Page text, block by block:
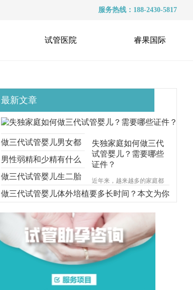
服务热线：188-2430-5817
试管医院 睿果国际
最新文章
失独家庭如何做三代
试管婴儿？需要哪些
证件？
近年来，越来越多的家庭都
遭受着失去孩子的痛苦，对
于失独家庭的来说，再生育
安慰方式。那么，失独家庭
想做三代试管可行吗？需要
哪些手续？（如果还想了解
更多的试管婴儿流程、费
用、成功率，可点击在线咨
询，询问专业顾问，解决相
做三代试管婴儿男女都
要准备什么？本文跟你
说明一切
男性弱精和少精有什么
区别？能不能做三代试
管？
做三代试管婴儿生二胎
要考虑什么问题？本文
给你解释清楚
做三代试管婴儿体外培植要多长时间？本文为你
步步分解